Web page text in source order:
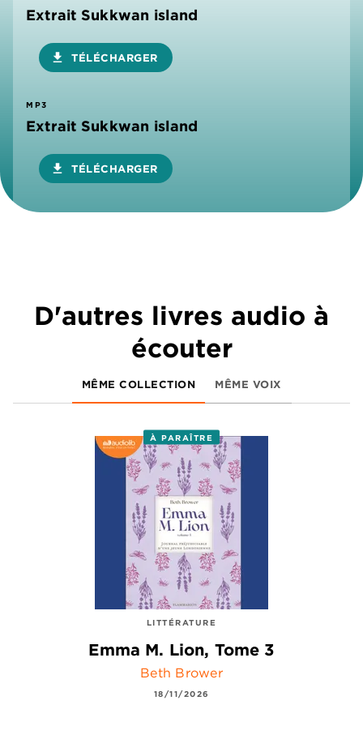
Extrait Sukkwan island
download TÉLÉCHARGER
MP3
Extrait Sukkwan island
download TÉLÉCHARGER
D'autres livres audio à
écouter
MÊME COLLECTION MÊME VOIX
À PARAÎTRE
LITTÉRATURE
Emma M. Lion, Tome 3
Beth Brower
18/11/2026